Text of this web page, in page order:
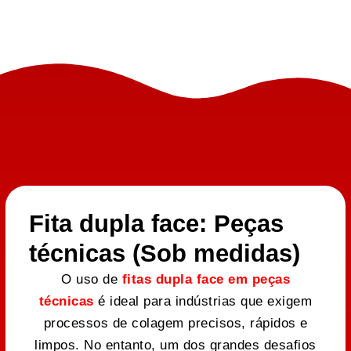
Fita dupla face: Peças
técnicas (Sob medidas)
O uso de fitas dupla face em peças
técnicas é ideal para indústrias que exigem
processos de colagem precisos, rápidos e
limpos. No entanto, um dos grandes desafios